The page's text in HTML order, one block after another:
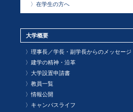
〉 在学生の方へ
大学概要
〉 理事長／学長・副学長からのメッセージ
〉 建学の精神・沿革
〉 大学設置申請書
〉 教員一覧
〉情報公開
〉 キャンパスライフ